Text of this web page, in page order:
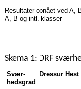
Resultater opnået ved A,
A, B og intl. klasser
Skema 1: DRF
Svær-
hedsgrad
Dressur Hest